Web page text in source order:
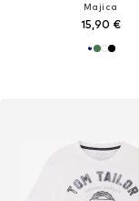
Majica
15,90 €